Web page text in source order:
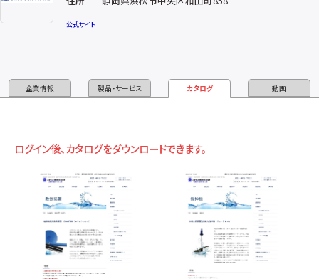
公式サイト
企業情報 製品・サービス カタログ 動画
ログイン後、カタログをダウンロードできます。